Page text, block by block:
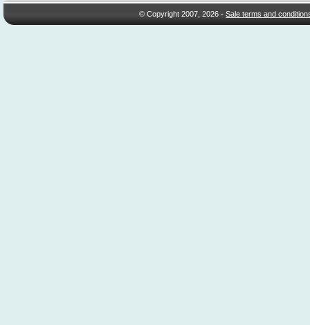
© Copyright 2007, 2026 -Sale terms and